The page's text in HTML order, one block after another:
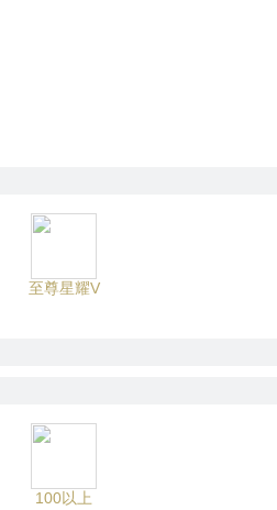
至尊星耀V
100以上